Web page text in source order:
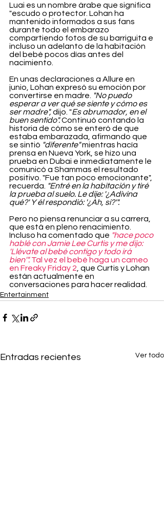
Luai es un nombre árabe que significa
"escudo o protector. Lohan ha
mantenido informados a sus fans
durante todo el embarazo
compartiendo fotos de su barriguita e
incluso un adelanto de la habitación
del bebé pocos días antes del
nacimiento.
En unas declaraciones a Allure en
junio, Lohan expresó su emoción por
convertirse en madre.
"No puedo
esperar a ver qué se siente y cómo es
ser madre", dijo. "Es abrumador, en el
buen sentido". Continuó contando la
historia de cómo se enteró de que
estaba embarazada, afirmando que
se sintió "diferente" mientras hacía
prensa en Nueva York, se hizo una
prueba en Dubai e inmediatamente le
comunicó a Shammas el resultado
positivo. "Fue tan poco emocionante",
recuerda.
"Entré en la habitación y tiré
la prueba al suelo. Le dije: '¿Adivina
qué?' Y él respondió: '¿Ah, sí?'".
Pero no piensa renunciar a su carrera,
que está en pleno renacimiento.
Incluso ha comentado que "hace poco
hablé con Jamie Lee Curtis y me dijo:
'Llévate al bebé contigo y todo irá
bien'". Tal vez el bebé haga un cameo
en Freaky Friday 2 , que Curtis y Lohan
están actualmente en
conversaciones para hacer realidad.
Entertainment
Entradas recientes Ver todo